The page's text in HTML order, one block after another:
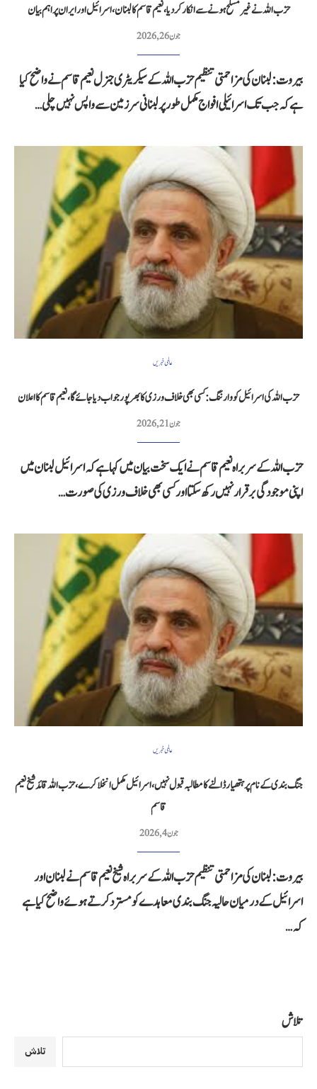
حزب اللہ نے غیر مسلح ہونے سے انکار کر دیا، نعیم قاسم کا لبنان، اسرائیل اور ایران پر اہم بیان
جون 26, 2026
بیروت: لبنان کی مزاحمتی تنظیم حزب اللہ کے سیکریٹری جنرل نعیم قاسم نے واضح کیا
ہے کہ جب تک اسرائیلی افواج مکمل طور پر لبنانی سرزمین سے واپس نہیں چلی…
عالمی خبریں
حزب اللہ کی اسرائیل کو وارننگ: کسی بھی خلاف ورزی کا بھرپور جواب دیا جائے گا، نعیم قاسم کا اعلان
جون 21, 2026
حزب اللہ کے سربراہ نعیم قاسم نے ایک سخت بیان میں کہا ہے کہ اسرائیل لبنان میں
اپنی موجودگی برقرار نہیں رکھ سکتا اور کسی بھی خلاف ورزی کی صورت…
عالمی خبریں
جنگ بندی کے نام پر ہتھیار ڈالنے کا مطالبہ قبول نہیں، اسرائیل مکمل انخلا کرے، حزب اللہ قائد شیخ نعیم
قاسم
جون 4, 2026
بیروت: لبنان کی مزاحمتی تنظیم حزب اللہ کے سربراہ شیخ نعیم قاسم نے لبنان اور
اسرائیل کے درمیان حالیہ جنگ بندی معاہدے کو مسترد کرتے ہوئے واضح کیا ہے
کہ…
تلاش
تلاش